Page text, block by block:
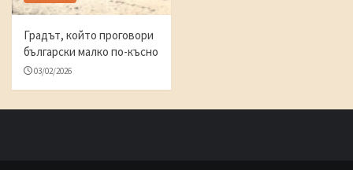
Градът, който проговори
български малко по-късно
03/02/2026